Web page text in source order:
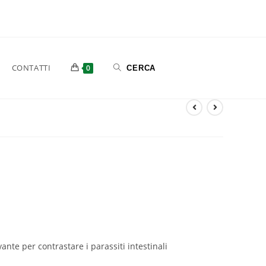
CONTATTI 0
per contrastare i parassiti intestinali